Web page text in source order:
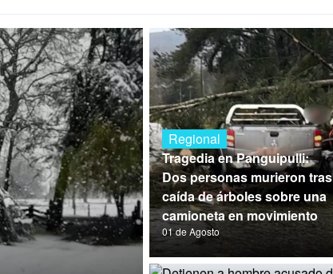
Regional
Tragedia en Panguipulli:
Dos personas murieron tras
caída de árboles sobre una
camioneta en movimiento
01 de Agosto